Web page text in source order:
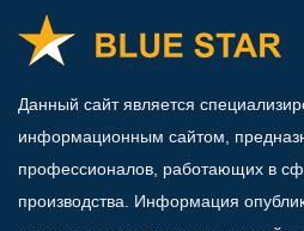
Данный сайт является
информационным сайтом,
профессионалов, работающих в
производства. Информация